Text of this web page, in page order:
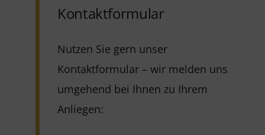
Kontaktformular
Nutzen Sie gern unser
Kontaktformular – wir melden uns
umgehend bei Ihnen zu Ihrem
Anliegen: